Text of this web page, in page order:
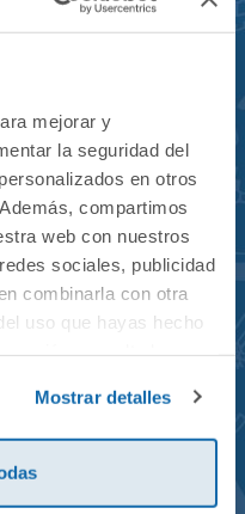
mejorar y
la seguridad del
en otros
compartimos
web con nuestros
sociales, publicidad
combinarla con otra
uso que hayas hecho
Mostrar detalles